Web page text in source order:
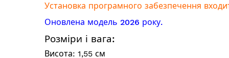
Установка програмного забезпечення
Оновлена модель 2026 року.
Розміри і вага:
Висота: 1,55 см